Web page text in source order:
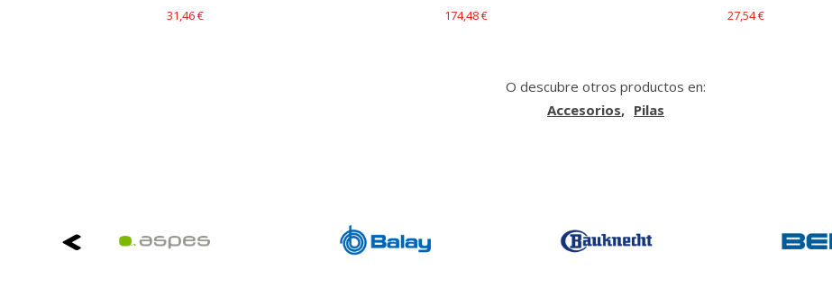
31,46 €
174,48 € 27,54 €
O descubre otros productos en:
Accesorios
Pilas